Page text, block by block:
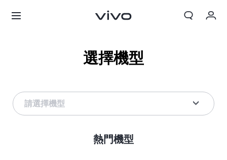
帳號設定
選擇機型
請選擇機型
熱門機型